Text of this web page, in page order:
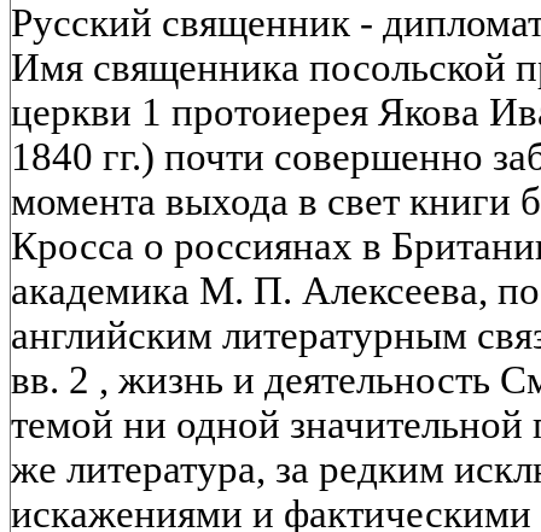
Русский священник -
Имя священника посольской
церкви 1 протоиерея Якова
1840 гг.) почти совершенно
момента выхода в свет книги
Кросса о россиянах в
академика М. П. Алексеева,
английским литературным
вв. 2 , жизнь и деятельность
темой ни одной
же литература, за редким
искажениями и